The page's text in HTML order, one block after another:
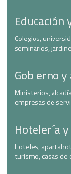
Educación
Colegios,
seminarios,
Gobierno
Ministerios,
empresas de
Hotelería
Hoteles,
turismo, casas de